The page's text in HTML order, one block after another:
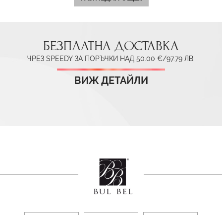
БЕЗПЛАТНА ДОСТАВКА
ЧРЕЗ SPEEDY ЗА ПОРЪЧКИ НАД 50.00 €/97.79 ЛВ.
ВИЖ ДЕТАЙЛИ